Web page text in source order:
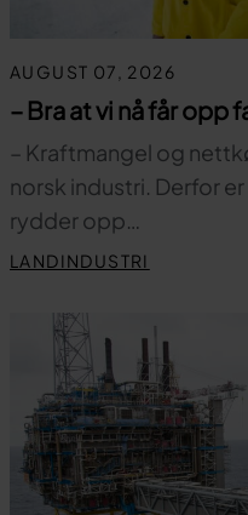
AUGUST 07, 2026
– Bra at vi nå får opp
– Kraftmangel og
norsk industri. Derfor
rydder opp…
LANDINDUSTRI